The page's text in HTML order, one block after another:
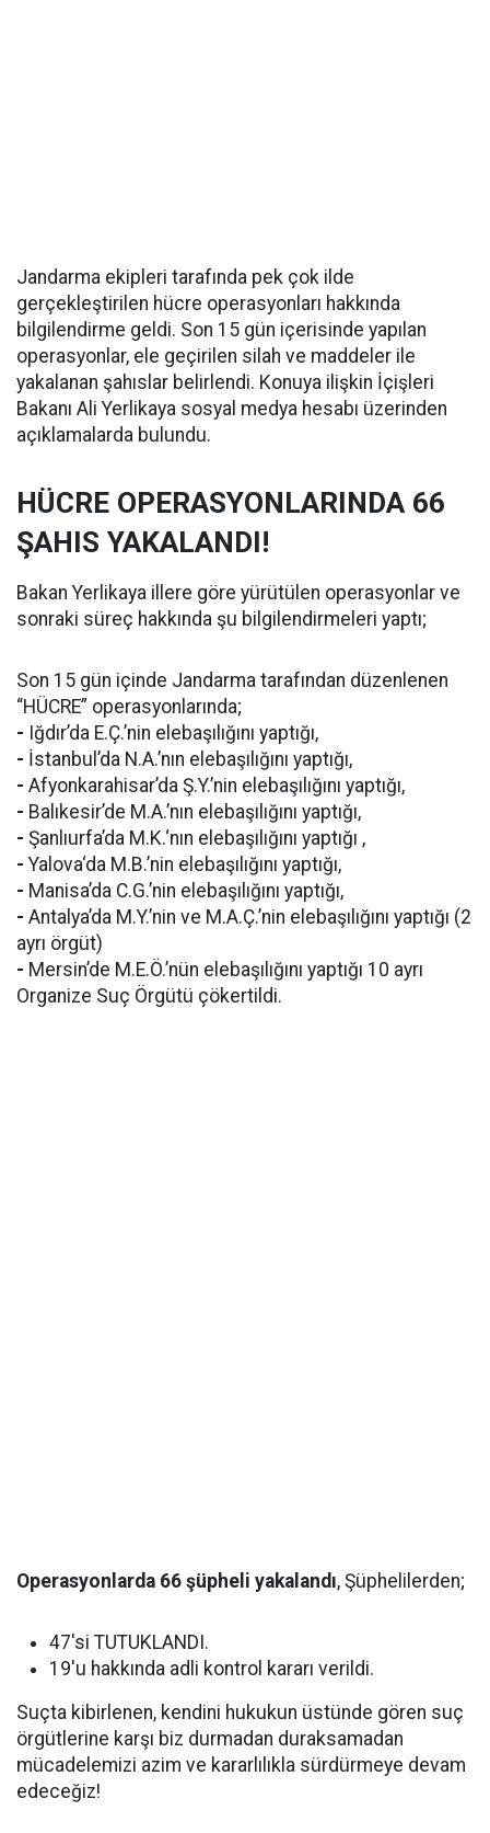
Jandarma ekipleri tarafında pek çok ilde
gerçekleştirilen hücre operasyonları hakkında
bilgilendirme geldi. Son 15 gün içerisinde yapılan
operasyonlar, ele geçirilen silah ve maddeler ile
yakalanan şahıslar belirlendi. Konuya ilişkin İçişleri
Bakanı Ali Yerlikaya sosyal medya hesabı üzerinden
açıklamalarda bulundu.
HÜCRE OPERASYONLARINDA 66
ŞAHIS YAKALANDI!
Bakan Yerlikaya illere göre yürütülen operasyonlar ve
sonraki süreç hakkında şu bilgilendirmeleri yaptı;
Son 15 gün içinde Jandarma tarafından düzenlenen
“HÜCRE” operasyonlarında;
- Iğdır’da E.Ç.’nin elebaşılığını yaptığı,
- İstanbul’da N.A.’nın elebaşılığını yaptığı,
- Afyonkarahisar’da Ş.Y.’nin elebaşılığını yaptığı,
- Balıkesir’de M.A.’nın elebaşılığını yaptığı,
- Şanlıurfa’da M.K.‘nın elebaşılığını yaptığı ,
- Yalova‘da M.B.’nin elebaşılığını yaptığı,
- Manisa’da C.G.’nin elebaşılığını yaptığı,
- Antalya’da M.Y.’nin ve M.A.Ç.’nin elebaşılığını yaptığı (2
ayrı örgüt)
- Mersin’de M.E.Ö.’nün elebaşılığını yaptığı 10 ayrı
Organize Suç Örgütü çökertildi.
Operasyonlarda 66 şüpheli yakalandı, Şüphelilerden;
47'si TUTUKLANDI.
19'u hakkında adli kontrol kararı verildi.
Suçta kibirlenen, kendini hukukun üstünde gören suç
örgütlerine karşı biz durmadan duraksamadan
mücadelemizi azim ve kararlılıkla sürdürmeye devam
edeceğiz!